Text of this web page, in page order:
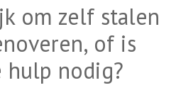
om zelf stalen
of is
hulp nodig?